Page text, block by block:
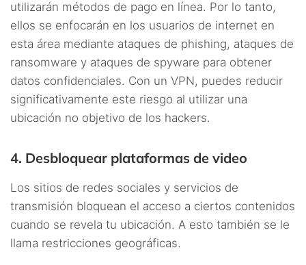
utilizarán métodos de pago en línea. Por lo tanto,
ellos se enfocarán en los usuarios de internet en
esta área mediante ataques de phishing, ataques de
ransomware y ataques de spyware para obtener
datos confidenciales. Con un VPN, puedes reducir
significativamente este riesgo al utilizar una
ubicación no objetivo de los hackers.
4. Desbloquear plataformas de video
Los sitios de redes sociales y servicios de
transmisión bloquean el acceso a ciertos contenidos
cuando se revela tu ubicación. A esto también se le
llama restricciones geográficas.